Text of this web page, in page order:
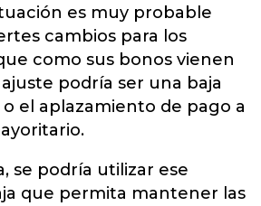
es muy probable
cambios para los
como sus bonos vienen
podría ser una baja
el aplazamiento de pago a
se podría utilizar ese
que permita mantener las